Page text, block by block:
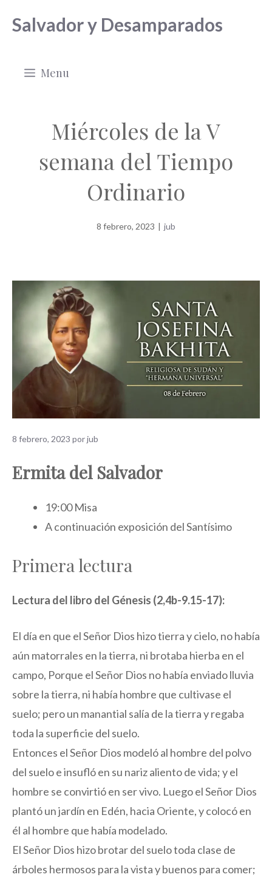
Salvador y Desamparados
Menu
Miércoles de la V
semana del Tiempo
Ordinario
8 febrero, 2023 | jub
8 febrero, 2023 porjub
Ermita del Salvador
19:00 Misa
A continuación exposición del Santísimo
Primera lectura
Lectura del libro del Génesis (2,4b-9.15-17):
El día en que el Señor Dios hizo tierra y cielo, no había
aún matorrales en la tierra, ni brotaba hierba en el
campo, Porque el Señor Dios no había enviado lluvia
sobre la tierra, ni había hombre que cultivase el
suelo; pero un manantial salía de la tierra y regaba
toda la superficie del suelo.
Entonces el Señor Dios modeló al hombre del polvo
del suelo e insufló en su nariz aliento de vida; y el
hombre se convirtió en ser vivo. Luego el Señor Dios
plantó un jardín en Edén, hacia Oriente, y colocó en
él al hombre que había modelado.
El Señor Dios hizo brotar del suelo toda clase de
árboles hermosos para la vista y buenos para comer;